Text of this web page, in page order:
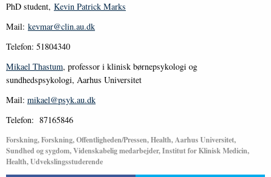
PhD student, Kevin Patrick Marks
Mail: kevmar@clin.au.dk
Telefon: 51804340
Mikael Thastum, professor i klinisk børnepsykologi og
sundhedspsykologi, Aarhus Universitet
Mail: mikael@psyk.au.dk
Telefon: 87165846
Forskning, Forskning, Offentligheden/Pressen, Health, Aarhus Universitet,
Sundhed og sygdom, Videnskabelig medarbejder, Institut for Klinisk Medicin,
Health, Udvekslingsstuderende